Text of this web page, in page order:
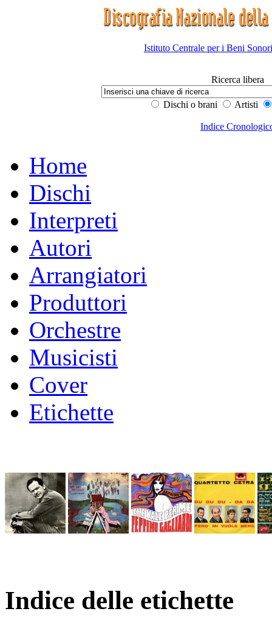
Istituto Centrale per i Beni
Ricerca libera
Dischi o brani Artisti
Indice
Home
Dischi
Interpreti
Autori
Arrangiatori
Produttori
Orchestre
Musicisti
Cover
Etichette
Indice delle etichette